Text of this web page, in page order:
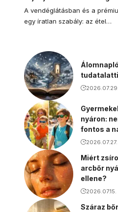
A vendéglátásban és a
egy íratlan szabály: az étel…
2026.07.29.
nyáron:
fontos a
2026.07.27.
Miért
arcbőr
ellene?
2026.07.15.
Száraz